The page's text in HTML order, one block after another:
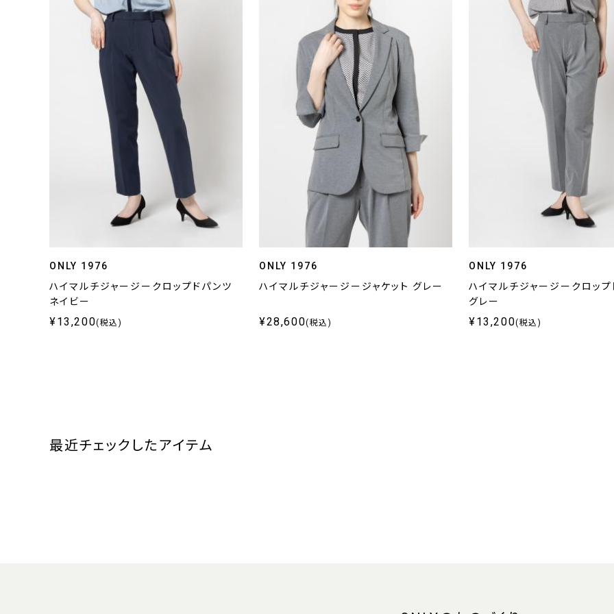
ONLY 1976
ハイマルチジャージークロップドパンツ
ネイビー
¥13,200(税込)
ONLY 1976
ハイマルチジャージージャケット グレー
¥28,600(税込)
ONLY 1976
ハイマルチジャージークロップ
グレー
¥13,200(税込)
最近チェックしたアイテム